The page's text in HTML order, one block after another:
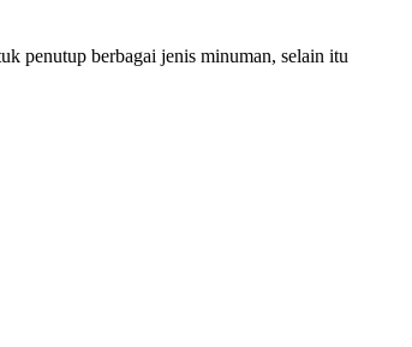
penutup berbagai jenis minuman, selain itu